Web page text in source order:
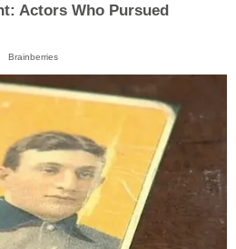
Actors Who Pursued
Brainberries